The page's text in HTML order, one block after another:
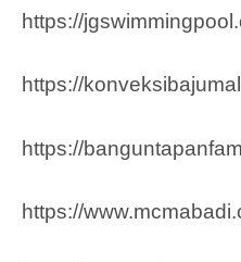
https://
https://
https://
https://